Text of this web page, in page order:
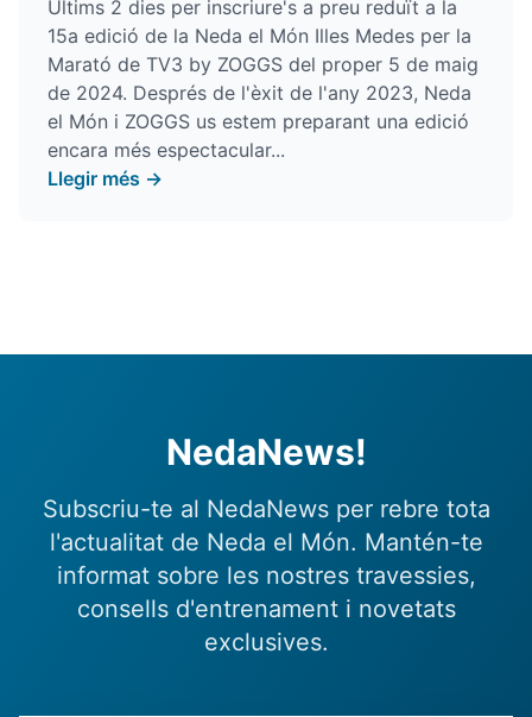
Últims 2 dies per inscriure's a preu reduït a la
15a edició de la Neda el Món Illes Medes per la
Marató de TV3 by ZOGGS del proper 5 de maig
de 2024. Després de l'èxit de l'any 2023, Neda
el Món i ZOGGS us estem preparant una edició
encara més espectacular...
Llegir més →
NedaNews!
Subscriu-te al NedaNews per rebre tota
l'actualitat de Neda el Món. Mantén-te
informat sobre les nostres travessies,
consells d'entrenament i novetats
exclusives.